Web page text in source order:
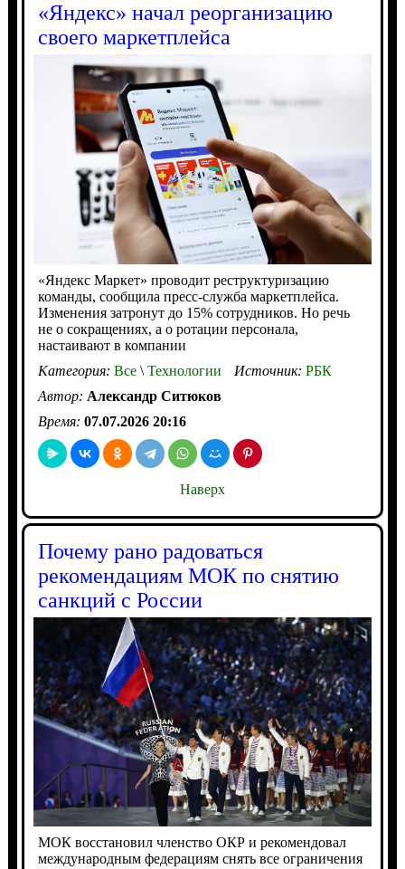
«Яндекс» начал реорганизацию
своего маркетплейса
«Яндекс Маркет» проводит реструктуризацию
команды, сообщила пресс-служба маркетплейса.
Изменения затронут до 15% сотрудников. Но речь
не о сокращениях, а о ротации персонала,
настаивают в компании
Категория: Все\Технологии Источник: РБК
Автор: Александр Ситюков
Время: 07.07.2026 20:16
Наверх
Почему рано радоваться
рекомендациям МОК по снятию
санкций с России
МОК восстановил членство ОКР и рекомендовал
международным федерациям снять все ограничения